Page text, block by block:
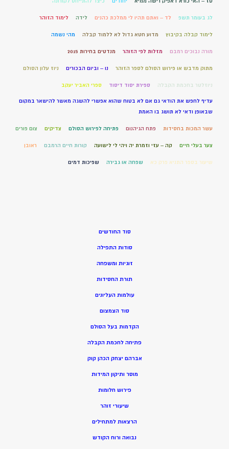
לג בעומר תשפ לד – ואתם תהיו לי ממלכת כהנים לידה לימוד הזוהר
לימוד קבלה בקיבוץ מדוע חטא גדול לא ללמוד קבלה מהי נשמה
מורה נבוכים רמבם מזלות לפי הזוהר מנדטים בחירות 2015
מתוק מדבש או פירוש הסולם לספר הזוהר נו – וביום הבכורים ניוז עלון הסולם
ניוזלטר בחכמת הקבלה ספירת יסוד דיסוד ספרי האביר יעקב
עדיף לחפש את הודאי גם אם לא בטוח שהוא אפשרי להשגה מאשר להישאר במקום
שבאופן ודאי לא תושג בו האמת
עשר המכות בחסידות פתח הגיהנום פתיחה לפירוש הסולם צדיקים צום פורים
צער בעלי חיים קה – עזי וזמרת יה ויהי לי לישועה קורות חיים הרמבם ראובן
שיעור בספר התניא פרק כא שפחה או גבירה שפיכות דמים
סוד החודשים
סודות התפילה
זוגיות ומשפחה
תורת החסידות
עולמות העליונים
סוד הצמצום
הקדמות בעל הסולם
פתיחה לחכמת הקבלה
אברהם יצחק הכהן קוק
מוסר ותיקון המידות
פירוש חלומות
שיעורי זוהר
הרצאות למתחילים
נבואה ורוח הקודש